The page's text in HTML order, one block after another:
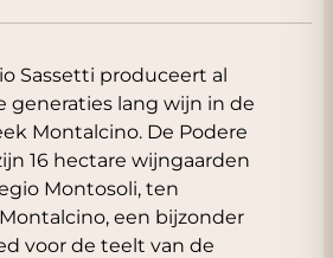
Sassetti produceert al
generaties lang wijn in de
Montalcino. De Podere
16 hectare wijngaarden
Montosoli, ten
een bijzonder
voor de teelt van de